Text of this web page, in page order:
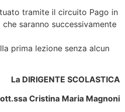
tramite il circuito Pago in
saranno successivamente
prima lezione senza alcun
La DIRIGENTE SCOLASTICA
Cristina Maria Magnoni